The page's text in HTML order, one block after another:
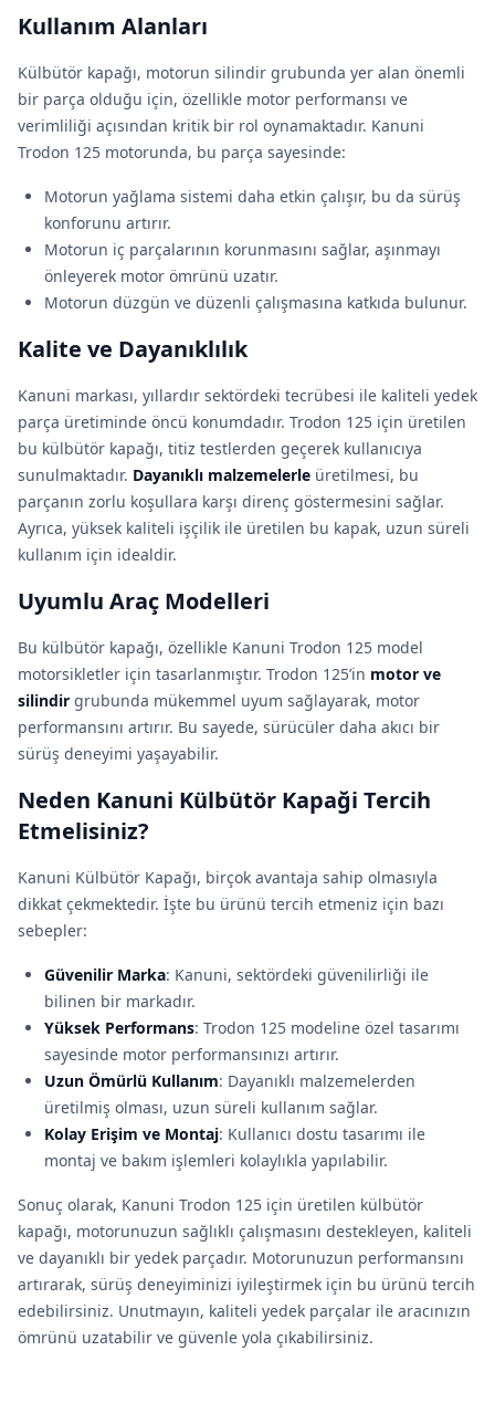
Kullanım Alanları
Külbütör kapağı, motorun silindir grubunda yer alan önemli
bir parça olduğu için, özellikle motor performansı ve
verimliliği açısından kritik bir rol oynamaktadır. Kanuni
Trodon 125 motorunda, bu parça sayesinde:
Motorun yağlama sistemi daha etkin çalışır, bu da sürüş
konforunu artırır.
Motorun iç parçalarının korunmasını sağlar, aşınmayı
önleyerek motor ömrünü uzatır.
Motorun düzgün ve düzenli çalışmasına katkıda bulunur.
Kalite ve Dayanıklılık
Kanuni markası, yıllardır sektördeki tecrübesi ile kaliteli yedek
parça üretiminde öncü konumdadır. Trodon 125 için üretilen
bu külbütör kapağı, titiz testlerden geçerek kullanıcıya
sunulmaktadır. Dayanıklı malzemelerle üretilmesi, bu
parçanın zorlu koşullara karşı direnç göstermesini sağlar.
Ayrıca, yüksek kaliteli işçilik ile üretilen bu kapak, uzun süreli
kullanım için idealdir.
Uyumlu Araç Modelleri
Bu külbütör kapağı, özellikle Kanuni Trodon 125 model
motorsikletler için tasarlanmıştır. Trodon 125’in motor ve
silindir grubunda mükemmel uyum sağlayarak, motor
performansını artırır. Bu sayede, sürücüler daha akıcı bir
sürüş deneyimi yaşayabilir.
Neden Kanuni Külbütör Kapaği Tercih
Etmelisiniz?
Kanuni Külbütör Kapağı, birçok avantaja sahip olmasıyla
dikkat çekmektedir. İşte bu ürünü tercih etmeniz için bazı
sebepler:
Güvenilir Marka: Kanuni, sektördeki güvenilirliği ile
bilinen bir markadır.
Yüksek Performans: Trodon 125 modeline özel tasarımı
sayesinde motor performansınızı artırır.
Uzun Ömürlü Kullanım: Dayanıklı malzemelerden
üretilmiş olması, uzun süreli kullanım sağlar.
Kolay Erişim ve Montaj: Kullanıcı dostu tasarımı ile
montaj ve bakım işlemleri kolaylıkla yapılabilir.
Sonuç olarak, Kanuni Trodon 125 için üretilen külbütör
kapağı, motorunuzun sağlıklı çalışmasını destekleyen, kaliteli
ve dayanıklı bir yedek parçadır. Motorunuzun performansını
artırarak, sürüş deneyiminizi iyileştirmek için bu ürünü tercih
edebilirsiniz. Unutmayın, kaliteli yedek parçalar ile aracınızın
ömrünü uzatabilir ve güvenle yola çıkabilirsiniz.